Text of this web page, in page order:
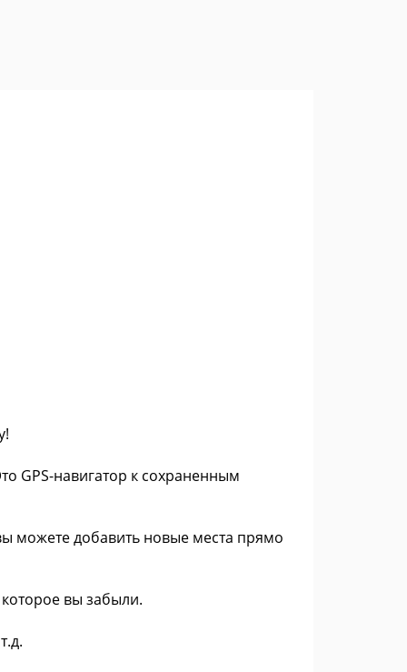
GPS-навигатор к сохраненным
можете добавить новые места прямо
вы забыли.